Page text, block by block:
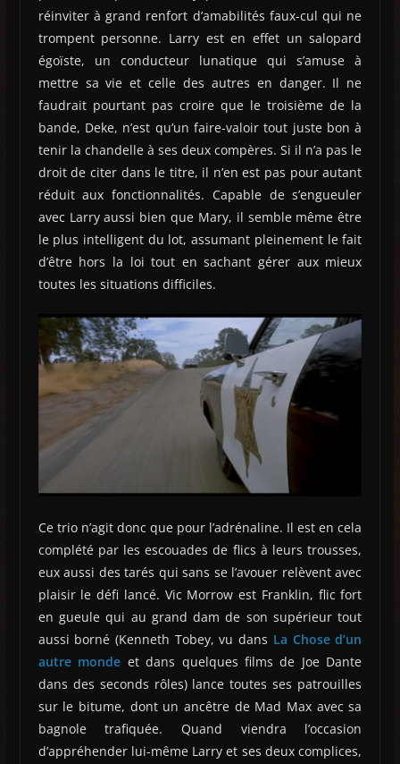
réinviter à grand renfort d’amabilités faux-cul qui ne
trompent personne. Larry est en effet un salopard
égoïste, un conducteur lunatique qui s’amuse à
mettre sa vie et celle des autres en danger. Il ne
faudrait pourtant pas croire que le troisième de la
bande, Deke, n’est qu’un faire-valoir tout juste bon à
tenir la chandelle à ses deux compères. Si il n’a pas le
droit de citer dans le titre, il n’en est pas pour autant
réduit aux fonctionnalités. Capable de s’engueuler
avec Larry aussi bien que Mary, il semble même être
le plus intelligent du lot, assumant pleinement le fait
d’être hors la loi tout en sachant gérer aux mieux
toutes les situations difficiles.
Ce trio n’agit donc que pour l’adrénaline. Il est en cela
complété par les escouades de flics à leurs trousses,
eux aussi des tarés qui sans se l’avouer relèvent avec
plaisir le défi lancé. Vic Morrow est Franklin, flic fort
en gueule qui au grand dam de son supérieur tout
aussi borné (Kenneth Tobey, vu dans La Chose d’un
autre monde et dans quelques films de Joe Dante
dans des seconds rôles) lance toutes ses patrouilles
sur le bitume, dont un ancêtre de Mad Max avec sa
bagnole trafiquée. Quand viendra l’occasion
d’appréhender lui-même Larry et ses deux complices,